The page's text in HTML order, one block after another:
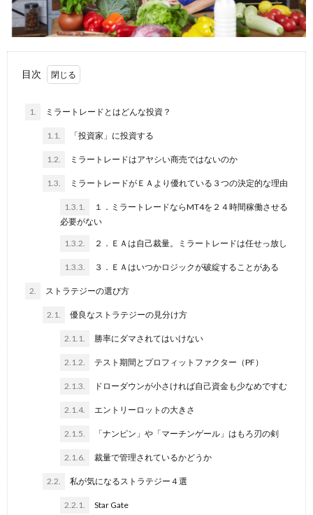
目次
1. ミラートレードとはどんな投資？
1.1. 「投資家」に投資する
1.2. ミラートレードはアヤシい商売ではないのか
1.3. ミラートレードがＥＡより優れている３つの決定的な理由
1.3.1.
１．ミラートレードならMT4を２４時間稼働させる
必要がない
1.3.2. ２．ＥＡは自己裁量。ミラートレードは任せっ放し
1.3.3. ３．ＥＡはいつかロジックが破綻することがある
2. ストラテジーの選び方
2.1. 優良なストラテジーの見分け方
2.1.1. 勝率にダマされてはいけない
2.1.2. テスト期間とプロフィットファクター（PF）
2.1.3. ドローダウンが小さければ自己資金も少なめですむ
2.1.4. エントリーロットの大きさ
2.1.5. 「ナンピン」や「マーチンゲール」はもろ刃の剣
2.1.6. 裁量で管理されているかどうか
2.2. 私が気になるストラテジー４選
2.2.1. Star Gate